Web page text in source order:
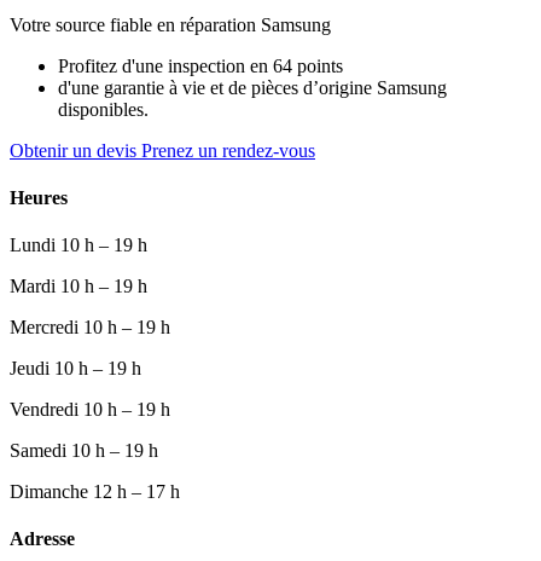
Votre source fiable en réparation Samsung
Profitez d'une inspection en 64 points
d'une garantie à vie et de pièces d’origine Samsung
disponibles.
Obtenir un devis Prenez un rendez-vous
Heures
Lundi 10 h – 19 h
Mardi 10 h – 19 h
Mercredi 10 h – 19 h
Jeudi 10 h – 19 h
Vendredi 10 h – 19 h
Samedi 10 h – 19 h
Dimanche 12 h – 17 h
Adresse